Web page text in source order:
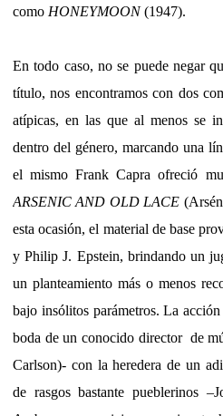
como HONEYMOON(1947).
En todo caso, no se puede negar
título, nos encontramos con dos
atípicas, en las que al menos se
dentro del género, marcando una
el mismo Frank Capra ofreció
ARSENIC AND OLD LACE
esta ocasión, el material de base
y Philip J. Epstein, brindando un
un planteamiento más o menos
bajo insólitos parámetros. La
boda de un conocido director de
Carlson)- con la heredera de un
de rasgos bastante pueblerinos